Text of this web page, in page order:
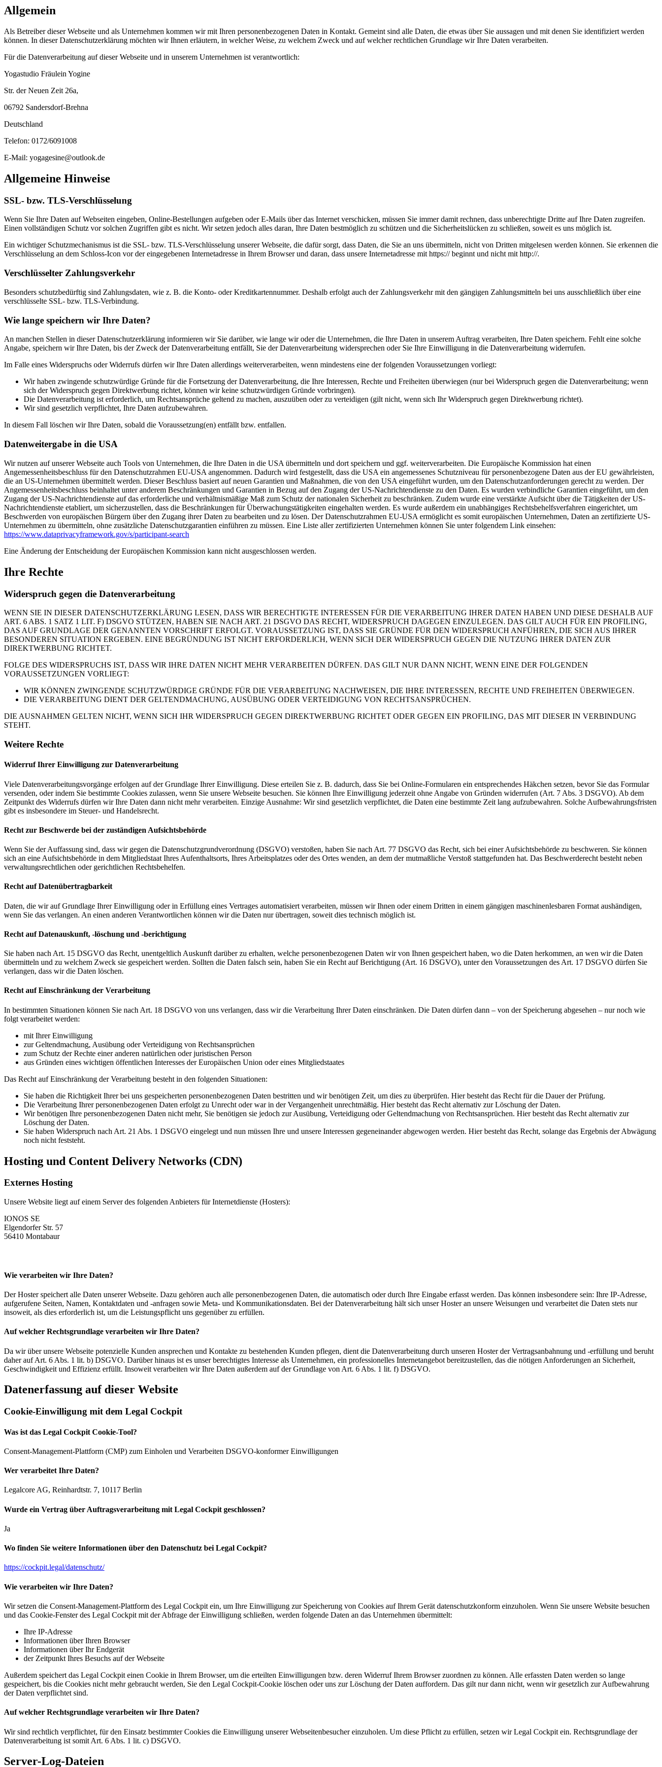
Allgemein
Als Betreiber dieser Webseite und als Unternehmen kommen wir mit Ihren personenbezogenen Daten in Kontakt. Gemeint sind alle Daten, die etwas über Sie aussagen und mit denen Sie identifiziert werden
können. In dieser Datenschutzerklärung möchten wir Ihnen erläutern, in welcher Weise, zu welchem Zweck und auf welcher rechtlichen Grundlage wir Ihre Daten verarbeiten.
Für die Datenverarbeitung auf dieser Webseite und in unserem Unternehmen ist verantwortlich:
Yogastudio Fräulein Yogine
Str. der Neuen Zeit 26a,
06792 Sandersdorf-Brehna
Deutschland
Telefon: 0172/6091008
E-Mail: yogagesine@outlook.de
Allgemeine Hinweise
SSL- bzw. TLS-Verschlüsselung
Wenn Sie Ihre Daten auf Webseiten eingeben, Online-Bestellungen aufgeben oder E-Mails über das Internet verschicken, müssen Sie immer damit rechnen, dass unberechtigte Dritte auf Ihre Daten zugreifen.
Einen vollständigen Schutz vor solchen Zugriffen gibt es nicht. Wir setzen jedoch alles daran, Ihre Daten bestmöglich zu schützen und die Sicherheitslücken zu schließen, soweit es uns möglich ist.
Ein wichtiger Schutzmechanismus ist die SSL- bzw. TLS-Verschlüsselung unserer Webseite, die dafür sorgt, dass Daten, die Sie an uns übermitteln, nicht von Dritten mitgelesen werden können. Sie erkennen die
Verschlüsselung an dem Schloss-Icon vor der eingegebenen Internetadresse in Ihrem Browser und daran, dass unsere Internetadresse mit https:// beginnt und nicht mit http://.
Verschlüsselter Zahlungsverkehr
Besonders schutzbedürftig sind Zahlungsdaten, wie z. B. die Konto- oder Kreditkartennummer. Deshalb erfolgt auch der Zahlungsverkehr mit den gängigen Zahlungsmitteln bei uns ausschließlich über eine
verschlüsselte SSL- bzw. TLS-Verbindung.
Wie lange speichern wir Ihre Daten?
An manchen Stellen in dieser Datenschutzerklärung informieren wir Sie darüber, wie lange wir oder die Unternehmen, die Ihre Daten in unserem Auftrag verarbeiten, Ihre Daten speichern. Fehlt eine solche
Angabe, speichern wir Ihre Daten, bis der Zweck der Datenverarbeitung entfällt, Sie der Datenverarbeitung widersprechen oder Sie Ihre Einwilligung in die Datenverarbeitung widerrufen.
Im Falle eines Widerspruchs oder Widerrufs dürfen wir Ihre Daten allerdings weiterverarbeiten, wenn mindestens eine der folgenden Voraussetzungen vorliegt:
Wir haben zwingende schutzwürdige Gründe für die Fortsetzung der Datenverarbeitung, die Ihre Interessen, Rechte und Freiheiten überwiegen (nur bei Widerspruch gegen die Datenverarbeitung; wenn
sich der Widerspruch gegen Direktwerbung richtet, können wir keine schutzwürdigen Gründe vorbringen).
Die Datenverarbeitung ist erforderlich, um Rechtsansprüche geltend zu machen, auszuüben oder zu verteidigen (gilt nicht, wenn sich Ihr Widerspruch gegen Direktwerbung richtet).
Wir sind gesetzlich verpflichtet, Ihre Daten aufzubewahren.
In diesem Fall löschen wir Ihre Daten, sobald die Voraussetzung(en) entfällt bzw. entfallen.
Datenweitergabe in die USA
Wir nutzen auf unserer Webseite auch Tools von Unternehmen, die Ihre Daten in die USA übermitteln und dort speichern und ggf. weiterverarbeiten. Die Europäische Kommission hat einen
Angemessenheitsbeschluss für den Datenschutzrahmen EU-USA angenommen. Dadurch wird festgestellt, dass die USA ein angemessenes Schutzniveau für personenbezogene Daten aus der EU gewährleisten,
die an US-Unternehmen übermittelt werden. Dieser Beschluss basiert auf neuen Garantien und Maßnahmen, die von den USA eingeführt wurden, um den Datenschutzanforderungen gerecht zu werden. Der
Angemessenheitsbeschluss beinhaltet unter anderem Beschränkungen und Garantien in Bezug auf den Zugang der US-Nachrichtendienste zu den Daten. Es wurden verbindliche Garantien eingeführt, um den
Zugang der US-Nachrichtendienste auf das erforderliche und verhältnismäßige Maß zum Schutz der nationalen Sicherheit zu beschränken. Zudem wurde eine verstärkte Aufsicht über die Tätigkeiten der US-
Nachrichtendienste etabliert, um sicherzustellen, dass die Beschränkungen für Überwachungstätigkeiten eingehalten werden. Es wurde außerdem ein unabhängiges Rechtsbehelfsverfahren eingerichtet, um
Beschwerden von europäischen Bürgern über den Zugang ihrer Daten zu bearbeiten und zu lösen. Der Datenschutzrahmen EU-USA ermöglicht es somit europäischen Unternehmen, Daten an zertifizierte US-
Unternehmen zu übermitteln, ohne zusätzliche Datenschutzgarantien einführen zu müssen. Eine Liste aller zertifizierten Unternehmen können Sie unter folgendem Link einsehen:
https://www.dataprivacyframework.gov/s/participant-search
Eine Änderung der Entscheidung der Europäischen Kommission kann nicht ausgeschlossen werden.
Ihre Rechte
Widerspruch gegen die Datenverarbeitung
WENN SIE IN DIESER DATENSCHUTZERKLÄRUNG LESEN, DASS WIR BERECHTIGTE INTERESSEN FÜR DIE VERARBEITUNG IHRER DATEN HABEN UND DIESE DESHALB AUF
ART. 6 ABS. 1 SATZ 1 LIT. F) DSGVO STÜTZEN, HABEN SIE NACH ART. 21 DSGVO DAS RECHT, WIDERSPRUCH DAGEGEN EINZULEGEN. DAS GILT AUCH FÜR EIN PROFILING,
DAS AUF GRUNDLAGE DER GENANNTEN VORSCHRIFT ERFOLGT. VORAUSSETZUNG IST, DASS SIE GRÜNDE FÜR DEN WIDERSPRUCH ANFÜHREN, DIE SICH AUS IHRER
BESONDEREN SITUATION ERGEBEN. EINE BEGRÜNDUNG IST NICHT ERFORDERLICH, WENN SICH DER WIDERSPRUCH GEGEN DIE NUTZUNG IHRER DATEN ZUR
DIREKTWERBUNG RICHTET.
FOLGE DES WIDERSPRUCHS IST, DASS WIR IHRE DATEN NICHT MEHR VERARBEITEN DÜRFEN. DAS GILT NUR DANN NICHT, WENN EINE DER FOLGENDEN
VORAUSSETZUNGEN VORLIEGT:
WIR KÖNNEN ZWINGENDE SCHUTZWÜRDIGE GRÜNDE FÜR DIE VERARBEITUNG NACHWEISEN, DIE IHRE INTERESSEN, RECHTE UND FREIHEITEN ÜBERWIEGEN.
DIE VERARBEITUNG DIENT DER GELTENDMACHUNG, AUSÜBUNG ODER VERTEIDIGUNG VON RECHTSANSPRÜCHEN.
DIE AUSNAHMEN GELTEN NICHT, WENN SICH IHR WIDERSPRUCH GEGEN DIREKTWERBUNG RICHTET ODER GEGEN EIN PROFILING, DAS MIT DIESER IN VERBINDUNG
STEHT.
Weitere Rechte
Widerruf Ihrer Einwilligung zur Datenverarbeitung
Viele Datenverarbeitungsvorgänge erfolgen auf der Grundlage Ihrer Einwilligung. Diese erteilen Sie z. B. dadurch, dass Sie bei Online-Formularen ein entsprechendes Häkchen setzen, bevor Sie das Formular
versenden, oder indem Sie bestimmte Cookies zulassen, wenn Sie unsere Webseite besuchen. Sie können Ihre Einwilligung jederzeit ohne Angabe von Gründen widerrufen (Art. 7 Abs. 3 DSGVO). Ab dem
Zeitpunkt des Widerrufs dürfen wir Ihre Daten dann nicht mehr verarbeiten. Einzige Ausnahme: Wir sind gesetzlich verpflichtet, die Daten eine bestimmte Zeit lang aufzubewahren. Solche Aufbewahrungsfristen
gibt es insbesondere im Steuer- und Handelsrecht.
Recht zur Beschwerde bei der zuständigen Aufsichtsbehörde
Wenn Sie der Auffassung sind, dass wir gegen die Datenschutzgrundverordnung (DSGVO) verstoßen, haben Sie nach Art. 77 DSGVO das Recht, sich bei einer Aufsichtsbehörde zu beschweren. Sie können
sich an eine Aufsichtsbehörde in dem Mitgliedstaat Ihres Aufenthaltsorts, Ihres Arbeitsplatzes oder des Ortes wenden, an dem der mutmaßliche Verstoß stattgefunden hat. Das Beschwerderecht besteht neben
verwaltungsrechtlichen oder gerichtlichen Rechtsbehelfen.
Recht auf Datenübertragbarkeit
Daten, die wir auf Grundlage Ihrer Einwilligung oder in Erfüllung eines Vertrages automatisiert verarbeiten, müssen wir Ihnen oder einem Dritten in einem gängigen maschinenlesbaren Format aushändigen,
wenn Sie das verlangen. An einen anderen Verantwortlichen können wir die Daten nur übertragen, soweit dies technisch möglich ist.
Recht auf Datenauskunft, -löschung und -berichtigung
Sie haben nach Art. 15 DSGVO das Recht, unentgeltlich Auskunft darüber zu erhalten, welche personenbezogenen Daten wir von Ihnen gespeichert haben, wo die Daten herkommen, an wen wir die Daten
übermitteln und zu welchem Zweck sie gespeichert werden. Sollten die Daten falsch sein, haben Sie ein Recht auf Berichtigung (Art. 16 DSGVO), unter den Voraussetzungen des Art. 17 DSGVO dürfen Sie
verlangen, dass wir die Daten löschen.
Recht auf Einschränkung der Verarbeitung
In bestimmten Situationen können Sie nach Art. 18 DSGVO von uns verlangen, dass wir die Verarbeitung Ihrer Daten einschränken. Die Daten dürfen dann – von der Speicherung abgesehen – nur noch wie
folgt verarbeitet werden:
mit Ihrer Einwilligung
zur Geltendmachung, Ausübung oder Verteidigung von Rechtsansprüchen
zum Schutz der Rechte einer anderen natürlichen oder juristischen Person
aus Gründen eines wichtigen öffentlichen Interesses der Europäischen Union oder eines Mitgliedstaates
Das Recht auf Einschränkung der Verarbeitung besteht in den folgenden Situationen:
Sie haben die Richtigkeit Ihrer bei uns gespeicherten personenbezogenen Daten bestritten und wir benötigen Zeit, um dies zu überprüfen. Hier besteht das Recht für die Dauer der Prüfung.
Die Verarbeitung Ihrer personenbezogenen Daten erfolgt zu Unrecht oder war in der Vergangenheit unrechtmäßig. Hier besteht das Recht alternativ zur Löschung der Daten.
Wir benötigen Ihre personenbezogenen Daten nicht mehr, Sie benötigen sie jedoch zur Ausübung, Verteidigung oder Geltendmachung von Rechtsansprüchen. Hier besteht das Recht alternativ zur
Löschung der Daten.
Sie haben Widerspruch nach Art. 21 Abs. 1 DSGVO eingelegt und nun müssen Ihre und unsere Interessen gegeneinander abgewogen werden. Hier besteht das Recht, solange das Ergebnis der Abwägung
noch nicht feststeht.
Hosting und Content Delivery Networks (CDN)
Externes Hosting
Unsere Website liegt auf einem Server des folgenden Anbieters für Internetdienste (Hosters):
IONOS SE
Elgendorfer Str. 57
56410 Montabaur
Wie verarbeiten wir Ihre Daten?
Der Hoster speichert alle Daten unserer Webseite. Dazu gehören auch alle personenbezogenen Daten, die automatisch oder durch Ihre Eingabe erfasst werden. Das können insbesondere sein: Ihre IP-Adresse,
aufgerufene Seiten, Namen, Kontaktdaten und -anfragen sowie Meta- und Kommunikationsdaten. Bei der Datenverarbeitung hält sich unser Hoster an unsere Weisungen und verarbeitet die Daten stets nur
insoweit, als dies erforderlich ist, um die Leistungspflicht uns gegenüber zu erfüllen.
Auf welcher Rechtsgrundlage verarbeiten wir Ihre Daten?
Da wir über unsere Webseite potenzielle Kunden ansprechen und Kontakte zu bestehenden Kunden pflegen, dient die Datenverarbeitung durch unseren Hoster der Vertragsanbahnung und -erfüllung und beruht
daher auf Art. 6 Abs. 1 lit. b) DSGVO. Darüber hinaus ist es unser berechtigtes Interesse als Unternehmen, ein professionelles Internetangebot bereitzustellen, das die nötigen Anforderungen an Sicherheit,
Geschwindigkeit und Effizienz erfüllt. Insoweit verarbeiten wir Ihre Daten außerdem auf der Grundlage von Art. 6 Abs. 1 lit. f) DSGVO.
Datenerfassung auf dieser Website
Cookie-Einwilligung mit dem Legal Cockpit
Was ist das Legal Cockpit Cookie-Tool?
Consent-Management-Plattform (CMP) zum Einholen und Verarbeiten DSGVO-konformer Einwilligungen
Wer verarbeitet Ihre Daten?
Legalcore AG, Reinhardtstr. 7, 10117 Berlin
Wurde ein Vertrag über Auftragsverarbeitung mit Legal Cockpit geschlossen?
Ja
Wo finden Sie weitere Informationen über den Datenschutz bei Legal Cockpit?
https://cockpit.legal/datenschutz/
Wie verarbeiten wir Ihre Daten?
Wir setzen die Consent-Management-Plattform des Legal Cockpit ein, um Ihre Einwilligung zur Speicherung von Cookies auf Ihrem Gerät datenschutzkonform einzuholen. Wenn Sie unsere Website besuchen
und das Cookie-Fenster des Legal Cockpit mit der Abfrage der Einwilligung schließen, werden folgende Daten an das Unternehmen übermittelt:
Ihre IP-Adresse
Informationen über Ihren Browser
Informationen über Ihr Endgerät
der Zeitpunkt Ihres Besuchs auf der Webseite
Außerdem speichert das Legal Cockpit einen Cookie in Ihrem Browser, um die erteilten Einwilligungen bzw. deren Widerruf Ihrem Browser zuordnen zu können. Alle erfassten Daten werden so lange
gespeichert, bis die Cookies nicht mehr gebraucht werden, Sie den Legal Cockpit-Cookie löschen oder uns zur Löschung der Daten auffordern. Das gilt nur dann nicht, wenn wir gesetzlich zur Aufbewahrung
der Daten verpflichtet sind.
Auf welcher Rechtsgrundlage verarbeiten wir Ihre Daten?
Wir sind rechtlich verpflichtet, für den Einsatz bestimmter Cookies die Einwilligung unserer Webseitenbesucher einzuholen. Um diese Pflicht zu erfüllen, setzen wir Legal Cockpit ein. Rechtsgrundlage der
Datenverarbeitung ist somit Art. 6 Abs. 1 lit. c) DSGVO.
Server-Log-Dateien